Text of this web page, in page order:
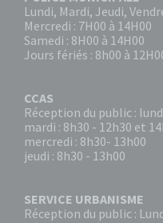
Lundi, Mardi, Jeudi,
Mercredi : 7H00 à 14H00
Samedi : 8H00 à 14H00
Jours fériés : 8h00 à
CCAS
Réception du public :
mardi : 8h30 - 12h30 et
mercredi : 8h30- 13h00
jeudi : 8h30 - 13h00
SERVICE URBANISME
Réception du public :